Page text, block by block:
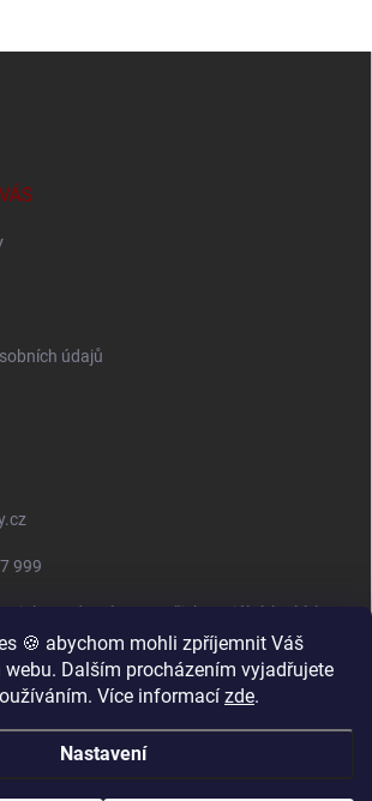
🍪 abychom mohli zpříjemnit Váš
Dalším procházením vyjadřujete
Více informací zde.
Nastavení
údajů
999
se dozvíte na našich sociálních sítích
oblíbené recepty v pohodlí domova